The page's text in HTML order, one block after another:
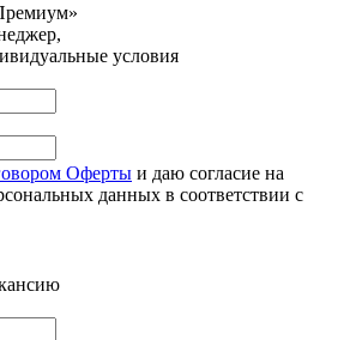
условия
Оферты и даю согласие на
данных в соответствии с